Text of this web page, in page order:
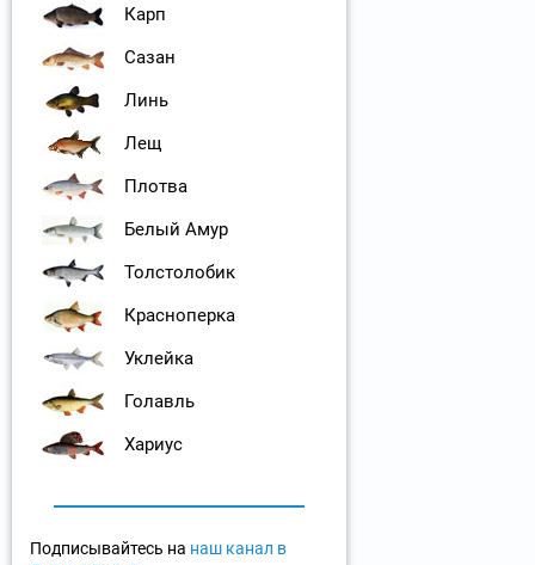
Карп
Сазан
Линь
Лещ
Плотва
Белый Амур
Толстолобик
Красноперка
Уклейка
Голавль
Хариус
Подписывайтесь на наш канал в